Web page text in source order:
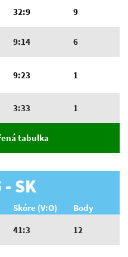
32:9 9
9:14 6
9:23 1
3:33 1
tabulka
SK
Skóre (V:O)
Body
41:3 12